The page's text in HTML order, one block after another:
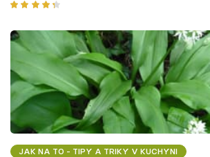
JAK NA TO - TIPY A TRIKY V KUCHYNI